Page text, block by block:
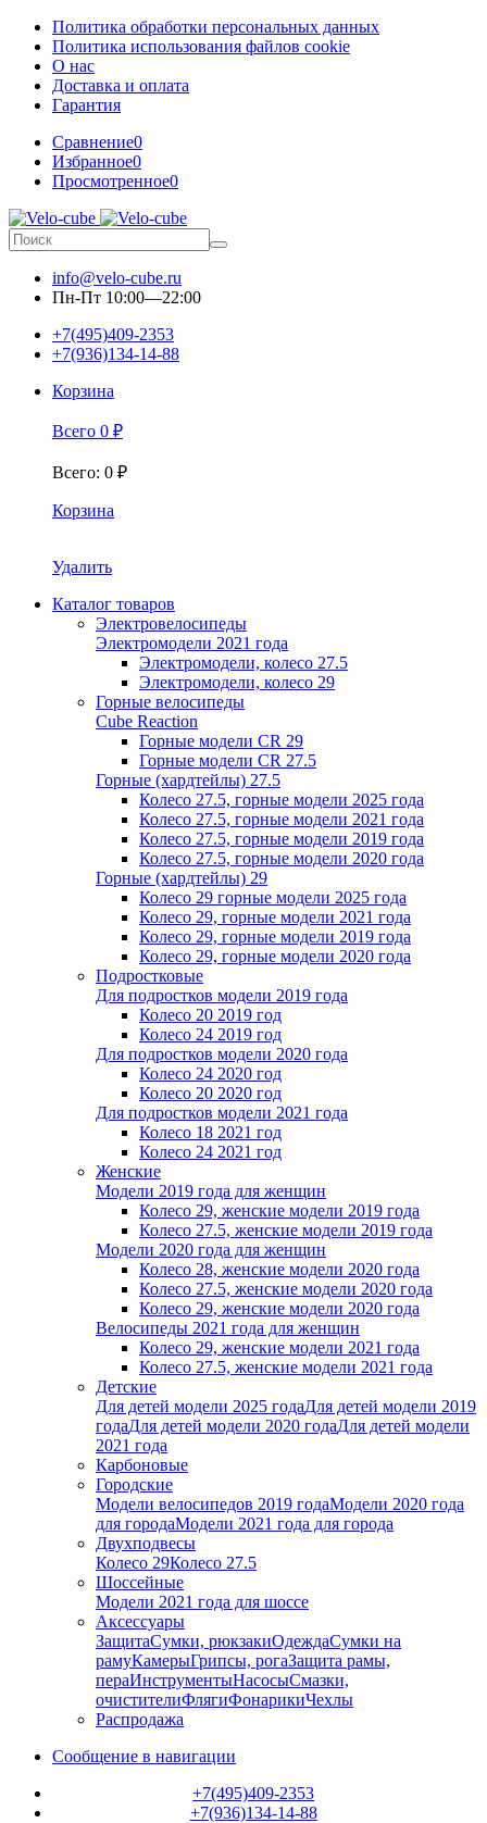
Политика обработки персональных данных
Политика использования файлов cookie
О нас
Доставка и оплата
Гарантия
Сравнение0
Избранное0
Просмотренное0
info@velo-cube.ru
Пн-Пт 10:00—22:00
+7(495)409-2353
+7(936)134-14-88
Корзина
Всего 0 ₽
Всего: 0 ₽
Корзина
Удалить
Каталог товаров
Электровелосипеды
Электромодели 2021 года
Электромодели, колесо 27.5
Электромодели, колесо 29
Горные велосипеды
Cube Reaction
Горные модели CR 29
Горные модели CR 27.5
Горные (хардтейлы) 27.5
Колесо 27.5, горные модели 2025 года
Колесо 27.5, горные модели 2021 года
Колесо 27.5, горные модели 2019 года
Колесо 27.5, горные модели 2020 года
Горные (хардтейлы) 29
Колесо 29 горные модели 2025 года
Колесо 29, горные модели 2021 года
Колесо 29, горные модели 2019 года
Колесо 29, горные модели 2020 года
Подростковые
Для подростков модели 2019 года
Колесо 20 2019 год
Колесо 24 2019 год
Для подростков модели 2020 года
Колесо 24 2020 год
Колесо 20 2020 год
Для подростков модели 2021 года
Колесо 18 2021 год
Колесо 24 2021 год
Женскиe
Модели 2019 года для женщин
Колесо 29, женские модели 2019 года
Колесо 27.5, женские модели 2019 года
Модели 2020 года для женщин
Колесо 28, женские модели 2020 года
Колесо 27.5, женские модели 2020 года
Колесо 29, женские модели 2020 года
Велосипеды 2021 года для женщин
Колесо 29, женские модели 2021 года
Колесо 27.5, женские модели 2021 года
Детские
Для детей модели 2025 годаДля детей модели 2019
годаДля детей модели 2020 годаДля детей модели
2021 года
Карбоновые
Городские
Модели велосипедов 2019 годаМодели 2020 года
для городаМодели 2021 года для города
Двухподвесы
Колесо 29Колесо 27.5
Шоссейные
Модели 2021 года для шоссе
Аксессуары
ЗащитаСумки, рюкзакиОдеждаСумки на
рамуКамерыГрипсы, рогаЗащита рамы,
пераИнструментыНасосыСмазки,
очистителиФлягиФонарикиЧехлы
Распродажа
Сообщение в навигации
+7(495)409-2353
+7(936)134-14-88